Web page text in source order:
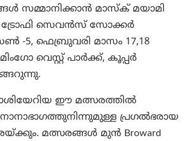
സമ്മാനിക്കാൻ മാസ്ക് മയാമി
ട്രോഫി സെവൻസ് സോക്കർ
-5, ഫെബ്രുവരി മാസം 17,18
വെസ്റ്റ് പാർക്ക്, കൂപ്പർ
ഈ മത്സരത്തിൽ
പ്രഗൽഭരായ
മത്സരങ്ങൾ മുൻ Broward